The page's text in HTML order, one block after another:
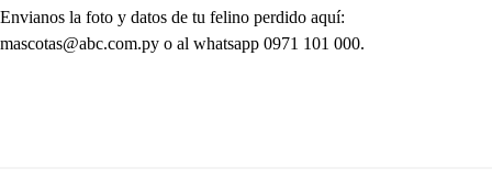
Envianos la foto y datos de tu felino perdido aquí:
mascotas@abc.com.py o al whatsapp 0971 101 000.